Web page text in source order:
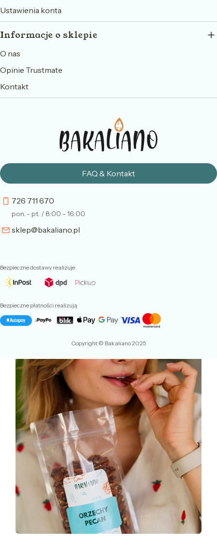
Ustawienia konta
Informacje o sklepie
O nas
Opinie Trustmate
Kontakt
FAQ & Kontakt
726 711 670
pon. - pt. / 8:00 - 16:00
sklep@bakaliano.pl
Bezpieczne dostawy realizuje
Bezpieczne płatności realizują
Copyright © Bakaliano 2025